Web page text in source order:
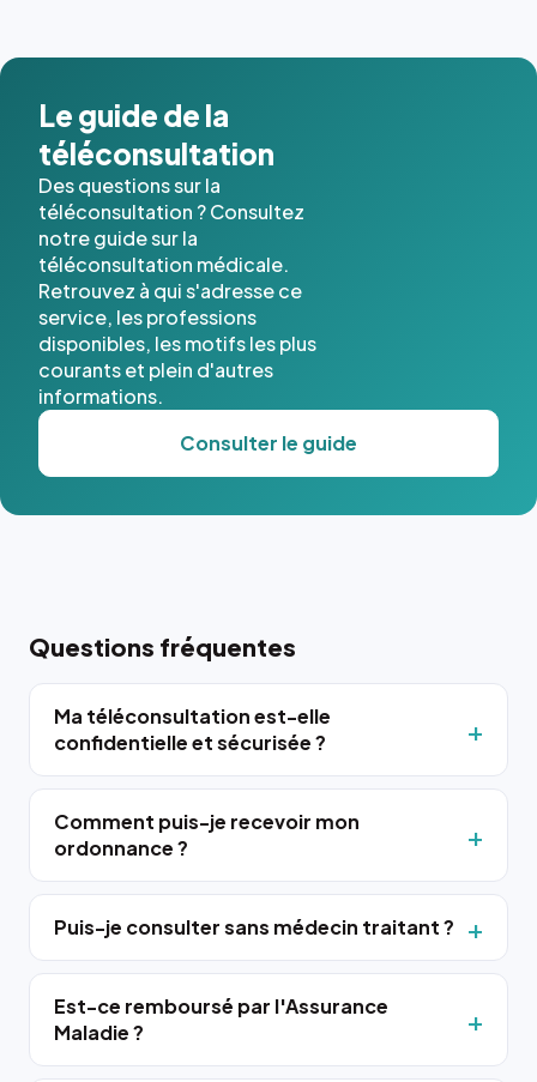
Le guide de la
téléconsultation
Des questions sur la
téléconsultation ? Consultez
notre guide sur la
téléconsultation médicale.
Retrouvez à qui s'adresse ce
service, les professions
disponibles, les motifs les plus
courants et plein d'autres
informations.
Consulter le guide
Questions fréquentes
Ma téléconsultation est-elle
confidentielle et sécurisée ?
Comment puis-je recevoir mon
ordonnance ?
Puis-je consulter sans médecin traitant ?
Est-ce remboursé par l'Assurance
Maladie ?